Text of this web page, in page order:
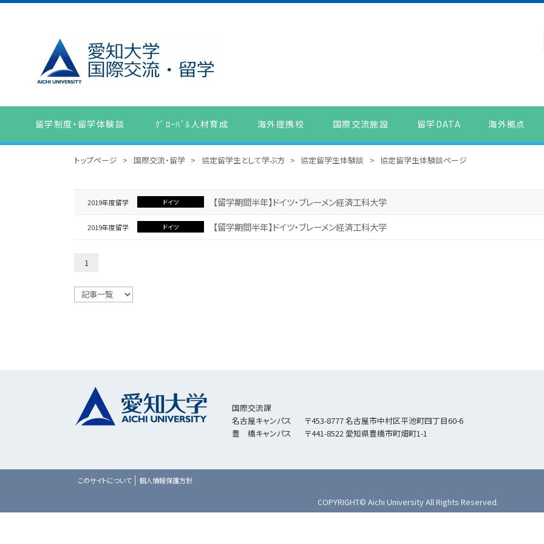
留学制度・留学体験談 ｸﾞﾛｰﾊﾞﾙ人材育成 海外提携校 国際交流施設 留学DATA 海外拠点
トップページ > 国際交流・留学 > 協定留学生として学ぶ方 > 協定留学生体験談 > 協定留学生体験談ページ
2019 ドイツ 【留学期間半年】ドイツ・ブレーメン経済工科大学
2019 ドイツ 【留学期間半年】ドイツ・ブレーメン経済工科大学
1
国際交流課
名古屋キャンパス
〒453-8777 名古屋市中村区平池町四丁目60-6
豊 橋キャンパス
〒441-8522 愛知県豊橋市町畑町1-1
このサイトについて 個人情報保護方針
COPYRIGHT© Aichi University All Rights Reserved.